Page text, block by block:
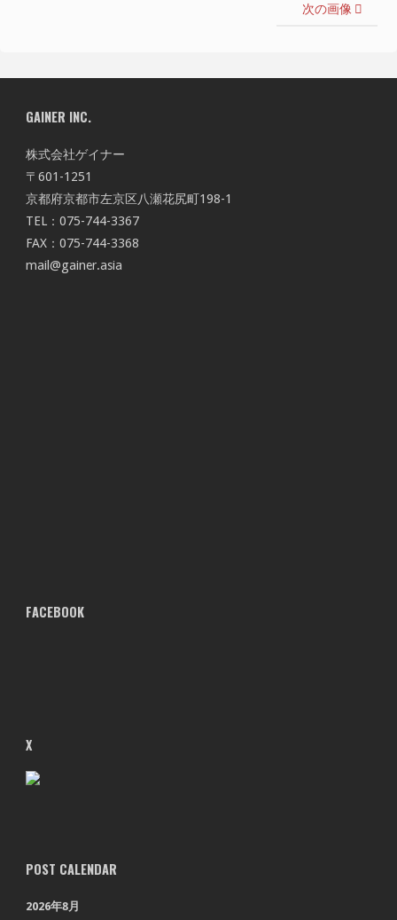
次の画像
GAINER INC.
株式会社ゲイナー
〒601-1251
京都府京都市左京区八瀬花尻町198-1
TEL：075-744-3367
FAX：075-744-3368
mail@gainer.asia
FACEBOOK
X
POST CALENDAR
2026年8月